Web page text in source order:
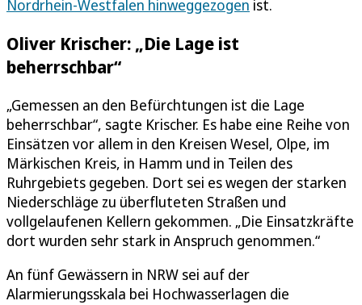
Nordrhein-Westfalen hinweggezogen ist.
Oliver Krischer: „Die Lage ist
beherrschbar“
„Gemessen an den Befürchtungen ist die Lage
beherrschbar“, sagte Krischer. Es habe eine Reihe von
Einsätzen vor allem in den Kreisen Wesel, Olpe, im
Märkischen Kreis, in Hamm und in Teilen des
Ruhrgebiets gegeben. Dort sei es wegen der starken
Niederschläge zu überfluteten Straßen und
vollgelaufenen Kellern gekommen. „Die Einsatzkräfte
dort wurden sehr stark in Anspruch genommen.“
An fünf Gewässern in NRW sei auf der
Alarmierungsskala bei Hochwasserlagen die